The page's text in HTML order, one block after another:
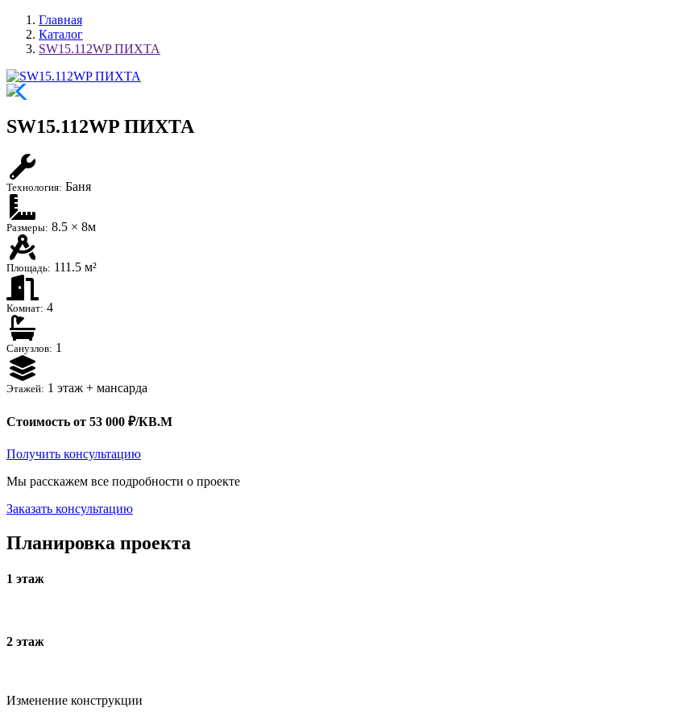
Главная
Каталог
SW15.112WP ПИХТА
SW15.112WP ПИХТА
Технология: Баня
Размеры: 8.5 × 8м
Площадь: 111.5 м²
Комнат: 4
Санузлов: 1
Этажей: 1 этаж + мансарда
Стоимость от 53 000 ₽/КВ.М
Получить консультацию
Мы расскажем все подробности о проекте
Заказать консультацию
Планировка проекта
1 этаж
2 этаж
Изменение конструкции